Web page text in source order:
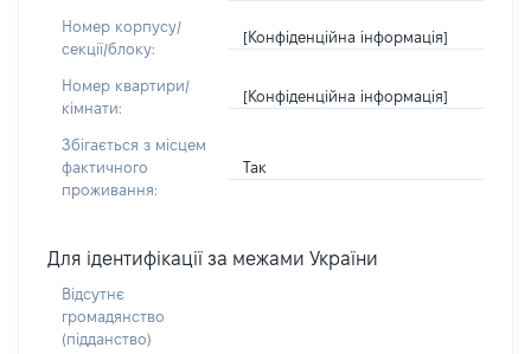
Номер корпусу/
секції/блоку:
[Конфіденційна інформація]
Номер квартири/
кімнати:
[Конфіденційна інформація]
Збігається з місцем
фактичного
проживання:
Так
Для ідентифікації за межами України
Відсутнє
громадянство
(підданство)